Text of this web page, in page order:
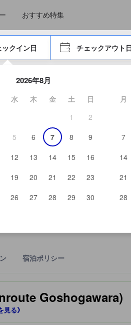
おすすめ特集
ターキーを押して内容を確定して、検索
クイン日 チェックアウト日
を押して日付選択画面の操作を開始し
2026年8月
水 木 金 土
日
1
2
5 6 7 8
9
12 13 14 15
16
19 20 21 22
23
26 27 28 29
30
月
7
14
21
28
宿泊ポリシー
Goshogawara)
ると予測される快適さや客室のレベ
見る》
れています。実際の経験に基づい